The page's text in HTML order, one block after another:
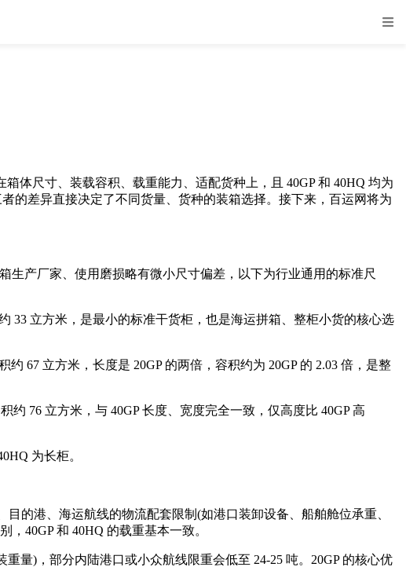
尺寸、装载容积、载重能力、适配货种上，且 40GP 和 40HQ 均为
的差异直接决定了不同货量、货种的装箱选择。接下来，百运网将为
产厂家、使用磨损略有微小尺寸偏差，以下为行业通用的标准尺
33 立方米，是最小的标准干货柜，也是海运拼箱、整柜小货的核心选
67 立方米，长度是 20GP 的两倍，容积约为 20GP 的 2.03 倍，是整
76 立方米，与 40GP 长度、宽度完全一致，仅高度比 40GP 高
为长柜。
港、海运航线的物流配套限制(如港口装卸设备、船舶舱位承重、
40GP 和 40HQ 的载重基本一致。
量)，部分内陆港口或小众航线限重会低至 24-25 吨。20GP 的核心优